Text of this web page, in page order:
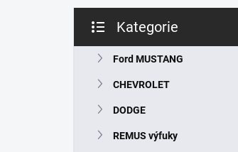
s
kategorie
Kategorie
Ford MUSTANG
CHEVROLET
DODGE
REMUS výfuky